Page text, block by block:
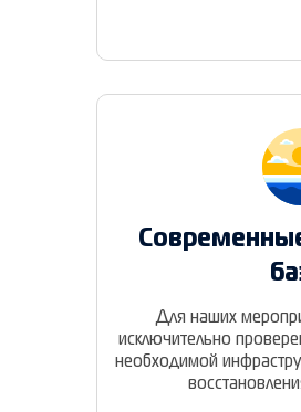
Для наших
исключительно
необходимой